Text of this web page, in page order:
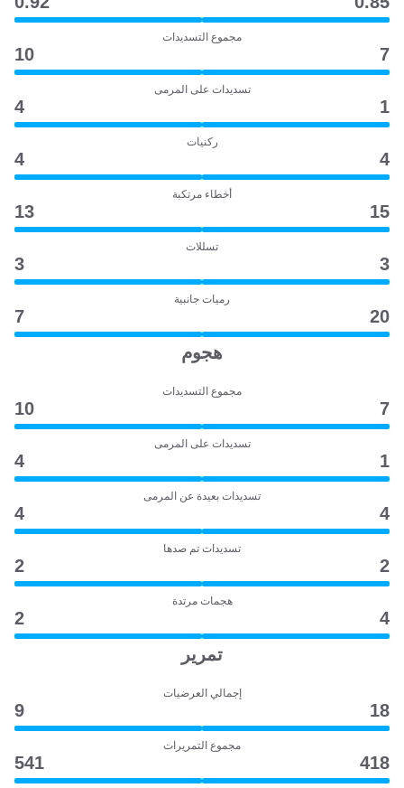
مجموع التسديدات
7
10
تسديدات على المرمى
1
4
ركنيات
4
4
أخطاء مرتكبة
15
13
تسللات
3
3
رميات جانبية
20
7
هجوم
مجموع التسديدات
7
10
تسديدات على المرمى
1
4
تسديدات بعيدة عن المرمى
4
4
تسديدات تم صدها
2
2
هجمات مرتدة
4
2
تمرير
إجمالي العرضيات
18
9
مجموع التمريرات
418
541